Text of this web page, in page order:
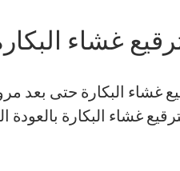
غشاء
غشاء البكارة حتى بعد
غشاء البكارة